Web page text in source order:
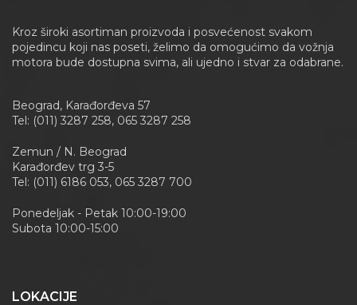
Kroz široki asortiman proizvoda i posvećenost svakom
pojedincu koji nas poseti, želimo da omogućimo da vožnja
motora bude dostupna svima, ali ujedno i stvar za odabrane.
Beograd, Karađorđeva 57
Tel: (011) 3287 258, 065 3287 258
Zemun / N. Beograd
Karađorđev trg 3-5
Tel: (011) 6186 053, 065 3287 700
Ponedeljak - Petak 10:00-19:00
Subota 10:00-15:00
LOKACIJE